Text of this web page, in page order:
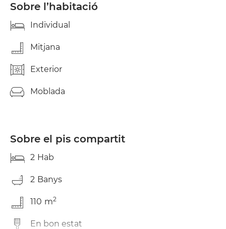
Sobre l’habitació
Individual
Mitjana
Exterior
Moblada
Sobre el pis compartit
2 Hab
2 Banys
110 m2
En bon estat